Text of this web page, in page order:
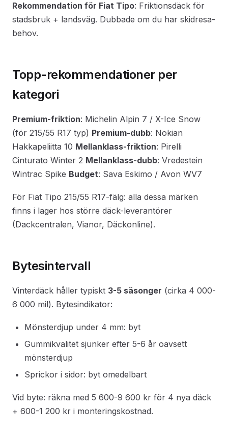
Rekommendation för Fiat Tipo: Friktionsdäck för
stadsbruk + landsväg. Dubbade om du har skidresa-
behov.
Topp-rekommendationer per
kategori
Premium-friktion: Michelin Alpin 7 / X-Ice Snow
(för 215/55 R17 typ) Premium-dubb: Nokian
Hakkapeliitta 10 Mellanklass-friktion: Pirelli
Cinturato Winter 2 Mellanklass-dubb: Vredestein
Wintrac Spike Budget: Sava Eskimo / Avon WV7
För Fiat Tipo 215/55 R17-fälg: alla dessa märken
finns i lager hos större däck-leverantörer
(Dackcentralen, Vianor, Däckonline).
Bytesintervall
Vinterdäck håller typiskt 3-5 säsonger (cirka 4 000-
6 000 mil). Bytesindikator:
Mönsterdjup under 4 mm: byt
Gummikvalitet sjunker efter 5-6 år oavsett
mönsterdjup
Sprickor i sidor: byt omedelbart
Vid byte: räkna med 5 600-9 600 kr för 4 nya däck
+ 600-1 200 kr i monteringskostnad.